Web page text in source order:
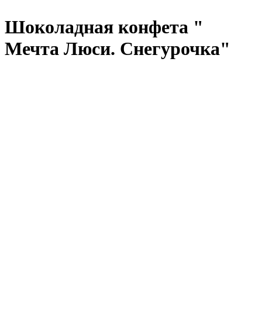
Шоколадная конфета "
Мечта Люси. Снегурочка"